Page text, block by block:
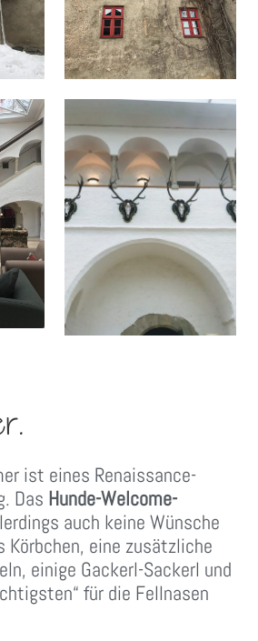
ist eines Renaissance-
Das Hunde-Welcome-
auch keine Wünsche
Körbchen, eine zusätzliche
einige Gackerl-Sackerl und
für die Fellnasen